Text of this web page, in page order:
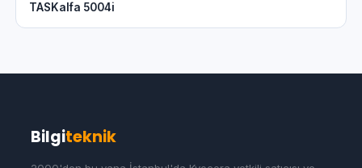
TASKalfa 5004i
Bilgiteknik